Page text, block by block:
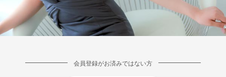
会員登録がお済みではない方